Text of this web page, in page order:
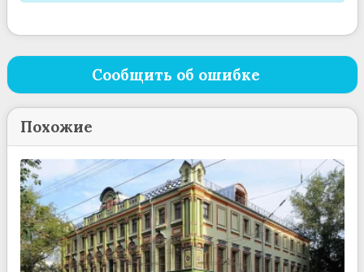
Сообщить об ошибке
Похожие